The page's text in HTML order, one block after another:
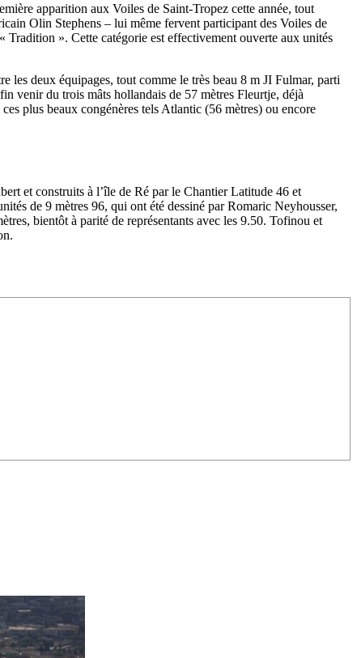
,Records
apparition aux Voiles de Saint-Tropez cette année, tout
Olin Stephens – lui même fervent participant des Voiles de
Tradition ». Cette catégorie est effectivement ouverte aux unités
les deux équipages, tout comme le très beau 8 m JI Fulmar, parti
venir du trois mâts hollandais de 57 mètres Fleurtje, déjà
plus beaux congénères tels Atlantic (56 mètres) ou encore
et construits à l’île de Ré par le Chantier Latitude 46 et
de 9 mètres 96, qui ont été dessiné par Romaric Neyhousser,
bientôt à parité de représentants avec les 9.50. Tofinou et